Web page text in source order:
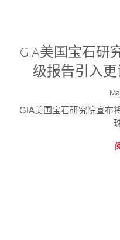
GIA美国宝石研
级报告引入更
GIA美国宝石研究院宣布